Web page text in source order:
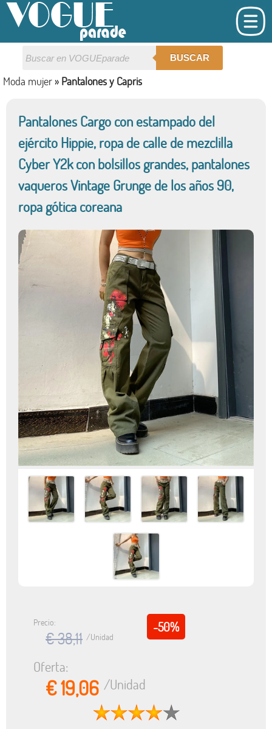
BUSCAR
Moda mujer » Pantalones y Capris
Pantalones Cargo con estampado del
ejército Hippie, ropa de calle de mezclilla
Cyber Y2k con bolsillos grandes, pantalones
vaqueros Vintage Grunge de los años 90,
ropa gótica coreana
-50%
Precio:
€ 38,11 /Unidad
Oferta:
€ 19,06 /Unidad